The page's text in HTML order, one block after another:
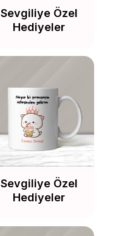
Sevgiliye Özel
Hediyeler
Sevgiliye Özel
Hediyeler